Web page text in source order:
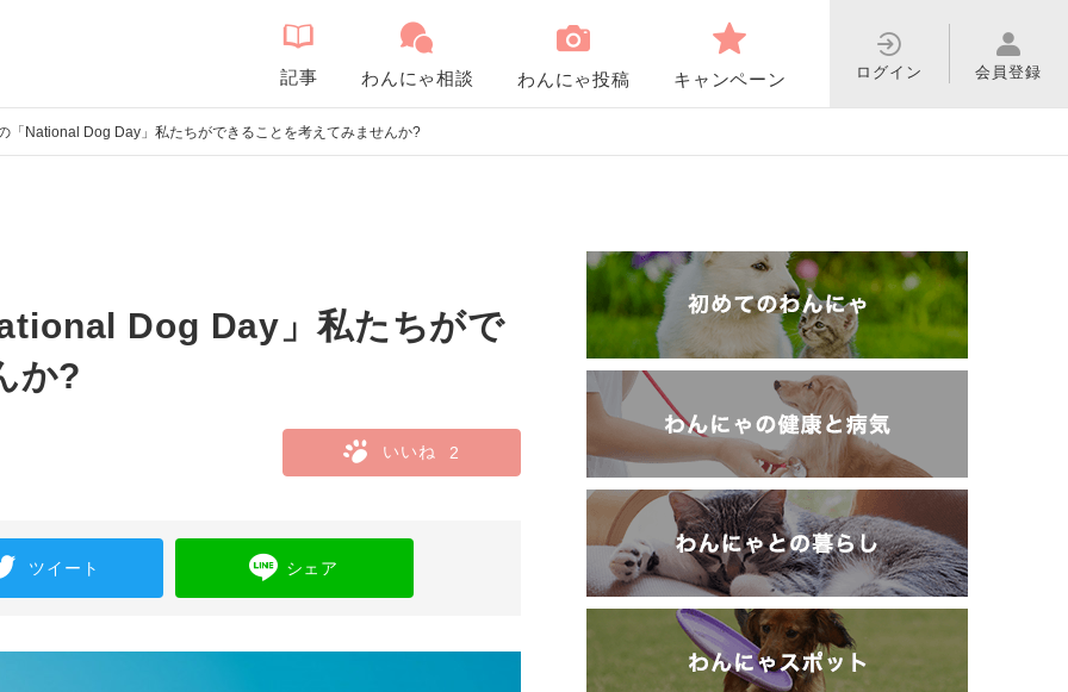
ログイン 会員登録
記事 わんにゃ相談 わんにゃ投稿 キャンペーン
「National Dog Day」私たちができることを考えてみませんか?
Dog Day」私たちがで
か?
いいね 2
ツイート シェア